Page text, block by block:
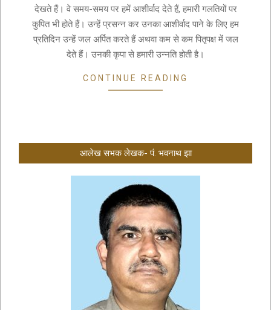
देखते हैं। वे समय-समय पर हमें आशीर्वाद देते हैं, हमारी गलतियों पर
कुपित भी होते हैं। उन्हें प्रसन्न कर उनका आशीर्वाद पाने के लिए हम
प्रतिदिन उन्हें जल अर्पित करते हैं अथवा कम से कम पितृपक्ष में जल
देते हैं। उनकी कृपा से हमारी उन्नति होती है।
CONTINUE READING
आलेख सभक लेखक- पं. भवनाथ झा